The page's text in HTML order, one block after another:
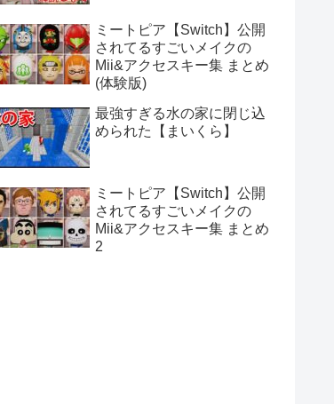
ミートピア【Switch】公開
されてるすごいメイクの
Mii&アクセスキー集 まとめ
(体験版)
最強すぎる水の家に閉じ込
められた【まいくら】
ミートピア【Switch】公開
されてるすごいメイクの
Mii&アクセスキー集 まとめ
2